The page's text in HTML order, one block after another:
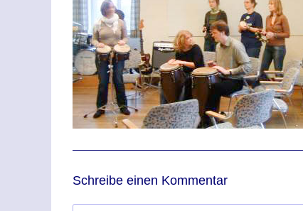
Schreibe einen Kommentar